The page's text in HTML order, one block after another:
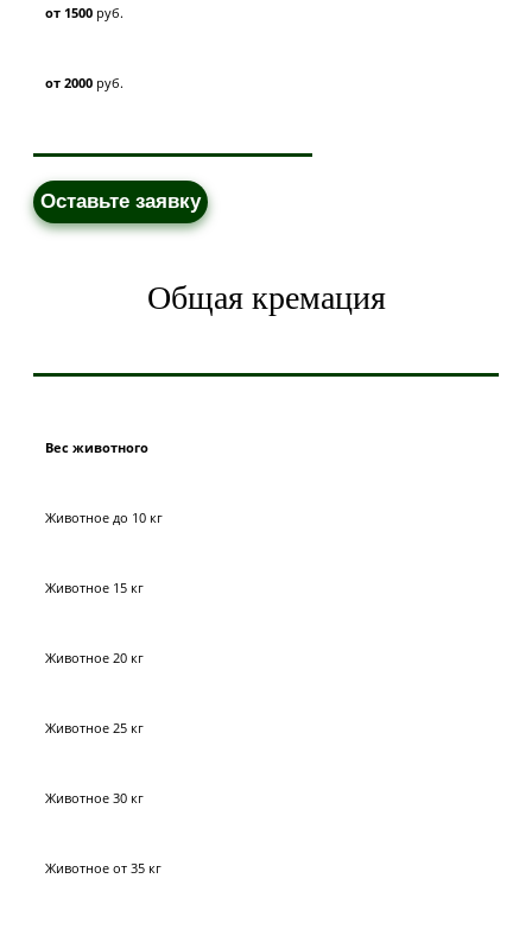
от 1500 руб.
от 2000 руб.
Оставьте заявку
Общая кремация
Вес животного
Животное до 10 кг
Животное 15 кг
Животное 20 кг
Животное 25 кг
Животное 30 кг
Животное от 35 кг